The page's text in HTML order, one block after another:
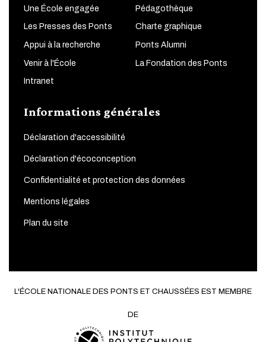
Une École engagée Pédagothèque
Les Presses des Ponts Charte graphique
Appui à la recherche Ponts Alumni
Venir à l'École La Fondation des Ponts
Intranet
Informations générales
Déclaration d'accessibilité
Déclaration d'écoconception
Confidentialité et protection des données
Mentions légales
Plan du site
L'ÉCOLE NATIONALE DES PONTS ET CHAUSSÉES EST MEMBRE
DE